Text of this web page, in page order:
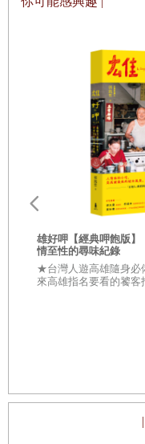
17.年糕：吃法超多變
18.白糖粿：是點心也
19.炸棗：家有喜事棗
20.芝麻球：客家特色
21.寸棗：象徵富貴的
22.米香：聲音氣味雙饗
23.客家炒米香：香脆又
24.麻粩：香甜鬆一次
25.發糕：祈求凡事都發
30.鳳眼糕：糕界的千
雄好呷【經典呷飽版】
情至性的尋味紀錄
★台灣人遊高雄隨身
來高雄指名要看的饕